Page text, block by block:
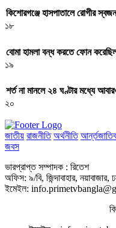
কিশোরগঞ্জে হাসপাতালে রোগীর
১৮
বোমা হামলা বন্ধ করতে ফোন করেছিল
১৯
শর্ত না মানলে ২৪ ঘণ্টার মধ্যে
২০
জাতীয় রাজনীতি অর্থনীতি
জবস
ভারপ্রাপ্ত সম্পাদক : রিতেশ
অফিস: ৯/বি, জিন্দাবাহার,
ইমেইল: